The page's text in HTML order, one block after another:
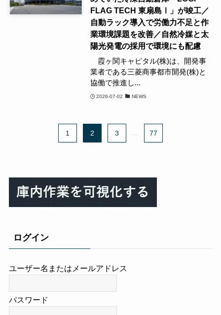
FLAG TECH 東扇島Ⅰ」が竣工／
自動ラック導入で労働力不足と作
業環境課題を改善／自然冷媒と太
陽光発電の採用で環境にも配慮
霞ヶ関キャピタル(株)は、開発事
業者である三菱商事都市開発(株)と
協働で推進し...
2026-07-02 NEWS
1 2 3 ... 77
ログイン
ユーザー名またはメールアドレス
パスワード